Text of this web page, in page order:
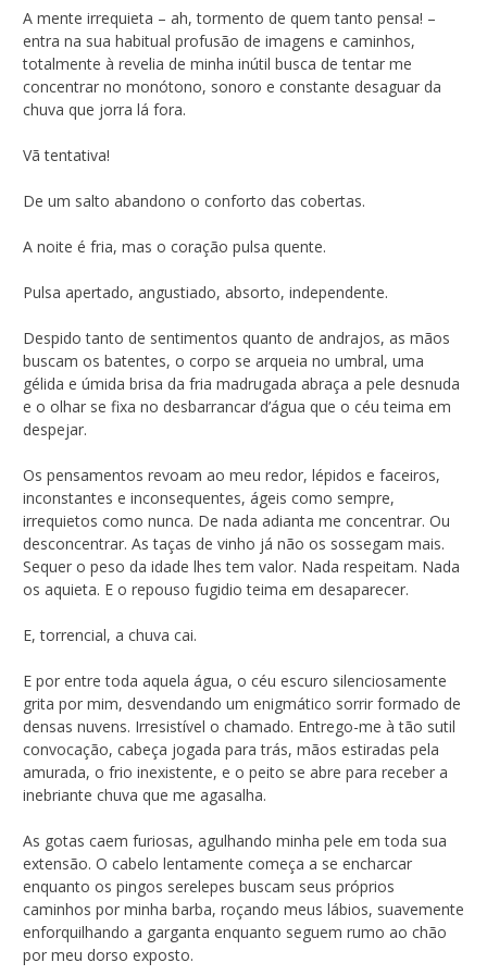
A mente irrequieta – ah, tormento de quem tanto pensa! –
entra na sua habitual profusão de imagens e caminhos,
totalmente à revelia de minha inútil busca de tentar me
concentrar no monótono, sonoro e constante desaguar da
chuva que jorra lá fora.
Vã tentativa!
De um salto abandono o conforto das cobertas.
A noite é fria, mas o coração pulsa quente.
Pulsa apertado, angustiado, absorto, independente.
Despido tanto de sentimentos quanto de andrajos, as mãos
buscam os batentes, o corpo se arqueia no umbral, uma
gélida e úmida brisa da fria madrugada abraça a pele desnuda
e o olhar se fixa no desbarrancar d’água que o céu teima em
despejar.
Os pensamentos revoam ao meu redor, lépidos e faceiros,
inconstantes e inconsequentes, ágeis como sempre,
irrequietos como nunca. De nada adianta me concentrar. Ou
desconcentrar. As taças de vinho já não os sossegam mais.
Sequer o peso da idade lhes tem valor. Nada respeitam. Nada
os aquieta. E o repouso fugidio teima em desaparecer.
E, torrencial, a chuva cai.
E por entre toda aquela água, o céu escuro silenciosamente
grita por mim, desvendando um enigmático sorrir formado de
densas nuvens. Irresistível o chamado. Entrego-me à tão sutil
convocação, cabeça jogada para trás, mãos estiradas pela
amurada, o frio inexistente, e o peito se abre para receber a
inebriante chuva que me agasalha.
As gotas caem furiosas, agulhando minha pele em toda sua
extensão. O cabelo lentamente começa a se encharcar
enquanto os pingos serelepes buscam seus próprios
caminhos por minha barba, roçando meus lábios, suavemente
enforquilhando a garganta enquanto seguem rumo ao chão
por meu dorso exposto.